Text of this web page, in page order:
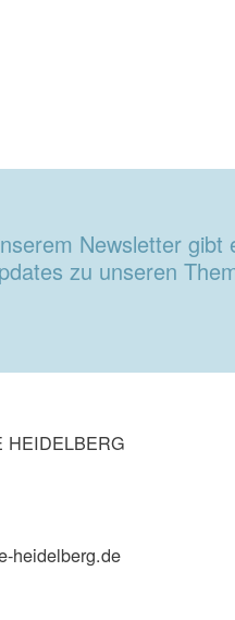
Newsletter gibt
zu unseren
HEIDELBERG
heidelberg.de